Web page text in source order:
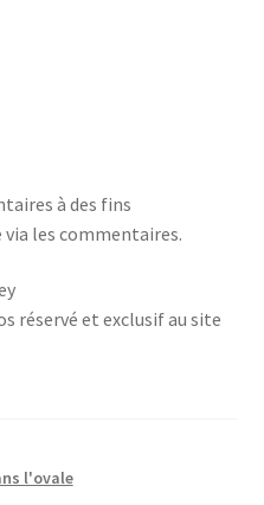
à des fins
les commentaires.
réservé et exclusif au site
l'ovale